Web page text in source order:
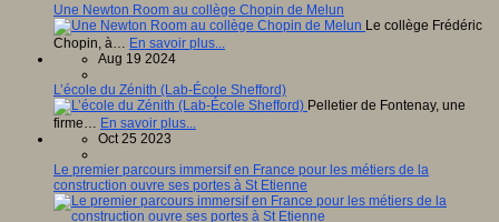
Une Newton Room au collège Chopin de Melun
Le collège Frédéric
Chopin, à… En savoir plus...
Aug 19 2024
L’école du Zénith (Lab-École Shefford)
Pelletier de Fontenay, une
firme… En savoir plus...
Oct 25 2023
Le premier parcours immersif en France pour les métiers de la
construction ouvre ses portes à St Etienne